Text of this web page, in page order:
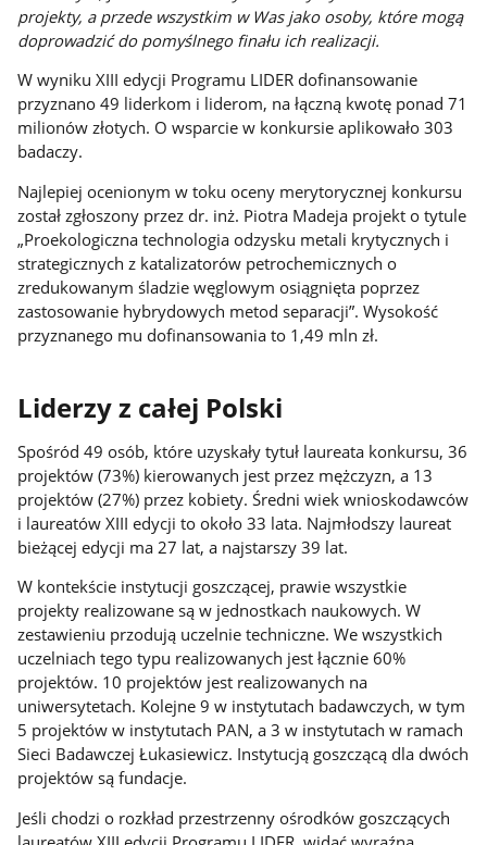
projekty, a przede wszystkim w Was jako osoby, które mogą
doprowadzić do pomyślnego finału ich realizacji.
W wyniku XIII edycji Programu LIDER dofinansowanie
przyznano 49 liderkom i liderom, na łączną kwotę ponad 71
milionów złotych. O wsparcie w konkursie aplikowało 303
badaczy.
Najlepiej ocenionym w toku oceny merytorycznej konkursu
został zgłoszony przez dr. inż. Piotra Madeja projekt o tytule
„Proekologiczna technologia odzysku metali krytycznych i
strategicznych z katalizatorów petrochemicznych o
zredukowanym śladzie węglowym osiągnięta poprzez
zastosowanie hybrydowych metod separacji”. Wysokość
przyznanego mu dofinansowania to 1,49 mln zł.
Liderzy z całej Polski
Spośród 49 osób, które uzyskały tytuł laureata konkursu, 36
projektów (73%) kierowanych jest przez mężczyzn, a 13
projektów (27%) przez kobiety. Średni wiek wnioskodawców
i laureatów XIII edycji to około 33 lata. Najmłodszy laureat
bieżącej edycji ma 27 lat, a najstarszy 39 lat.
W kontekście instytucji goszczącej, prawie wszystkie
projekty realizowane są w jednostkach naukowych. W
zestawieniu przodują uczelnie techniczne. We wszystkich
uczelniach tego typu realizowanych jest łącznie 60%
projektów. 10 projektów jest realizowanych na
uniwersytetach. Kolejne 9 w instytutach badawczych, w tym
5 projektów w instytutach PAN, a 3 w instytutach w ramach
Sieci Badawczej Łukasiewicz. Instytucją goszczącą dla dwóch
projektów są fundacje.
Jeśli chodzi o rozkład przestrzenny ośrodków goszczących